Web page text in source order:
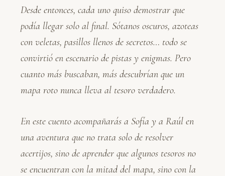
Desde entonces, cada uno quiso demostrar que
podía llegar solo al final. Sótanos oscuros, azoteas
con veletas, pasillos llenos de secretos… todo se
convirtió en escenario de pistas y enigmas. Pero
cuanto más buscaban, más descubrían que un
mapa roto nunca lleva al tesoro verdadero.
En este cuento acompañarás a Sofía y a Raúl en
una aventura que no trata solo de resolver
acertijos, sino de aprender que algunos tesoros no
se encuentran con la mitad del mapa, sino con la